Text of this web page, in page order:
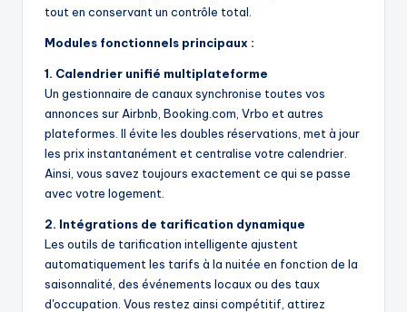
tout en conservant un contrôle total.
Modules fonctionnels principaux :
1. Calendrier unifié multiplateforme
Un gestionnaire de canaux synchronise toutes vos
annonces sur Airbnb, Booking.com, Vrbo et autres
plateformes. Il évite les doubles réservations, met à jour
les prix instantanément et centralise votre calendrier.
Ainsi, vous savez toujours exactement ce qui se passe
avec votre logement.
2. Intégrations de tarification dynamique
Les outils de tarification intelligente ajustent
automatiquement les tarifs à la nuitée en fonction de la
saisonnalité, des événements locaux ou des taux
d'occupation. Vous restez ainsi compétitif, attirez